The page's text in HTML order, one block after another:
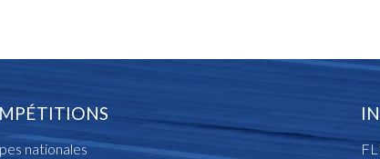
nationales